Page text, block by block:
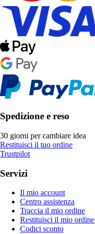
Spedizione e reso
30 giorni per cambiare idea
Restituisci il tuo ordine
Trustpilot
Servizi
Il mio account
Centro assistenza
Traccia il mio ordine
Restituisci il mio ordine
Codici sconto